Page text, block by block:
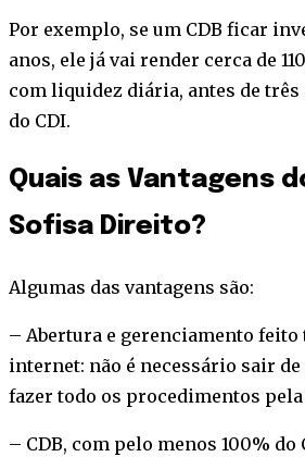
Por exemplo, se um CDB ficar
anos, ele já vai render cerca de
com liquidez diária, antes de três
do CDI.
Quais as Vantagens
Sofisa Direito?
Algumas das vantagens são:
– Abertura e gerenciamento
internet: não é necessário sair de
fazer todo os procedimentos
– CDB, com pelo menos 100% do